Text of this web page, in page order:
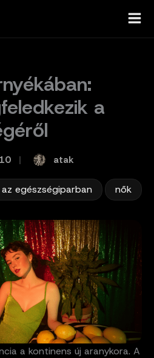
a
atak
az egészségiparban nők
a kontinens új aranykora. A